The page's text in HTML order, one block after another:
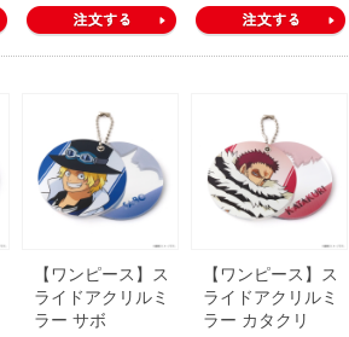
【ワンピース】ス
ライドアクリルミ
ラー サボ
【ワンピース】ス
ライドアクリルミ
ラー カタクリ